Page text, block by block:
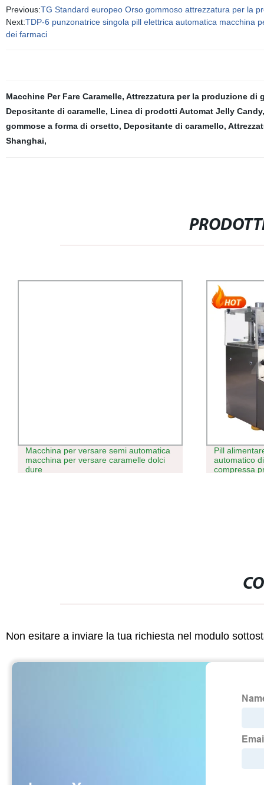
Previous:TG Standard europeo Orso gommoso attrezzatura per la
Next:TDP-6 punzonatrice singola pill elettrica automatica macchina
dei farmaci
Macchine Per Fare Caramelle, Attrezzatura per la produzione di
Depositante di caramelle, Linea di prodotti Automat Jelly Candy
gommose a forma di orsetto, Depositante di caramello,
Shanghai,
Pill alimentare completamente
automatico di latte rotante zucchero
compressa pressa macchina Fare
Macchina
masticare,
automatica
Non esitare a inviare la tua richiesta nel modulo